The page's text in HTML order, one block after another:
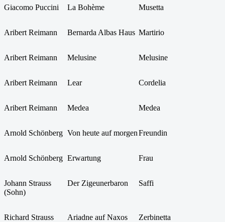
Giacomo Puccini La Bohème Musetta
Aribert Reimann Bernarda Albas Haus Martirio
Aribert Reimann Melusine Melusine
Aribert Reimann Lear Cordelia
Aribert Reimann Medea Medea
Arnold Schönberg Von heute auf morgenFreundin
Arnold Schönberg Erwartung Frau
Johann Strauss
(Sohn)
Der Zigeunerbaron Saffi
Richard Strauss Ariadne auf Naxos Zerbinetta